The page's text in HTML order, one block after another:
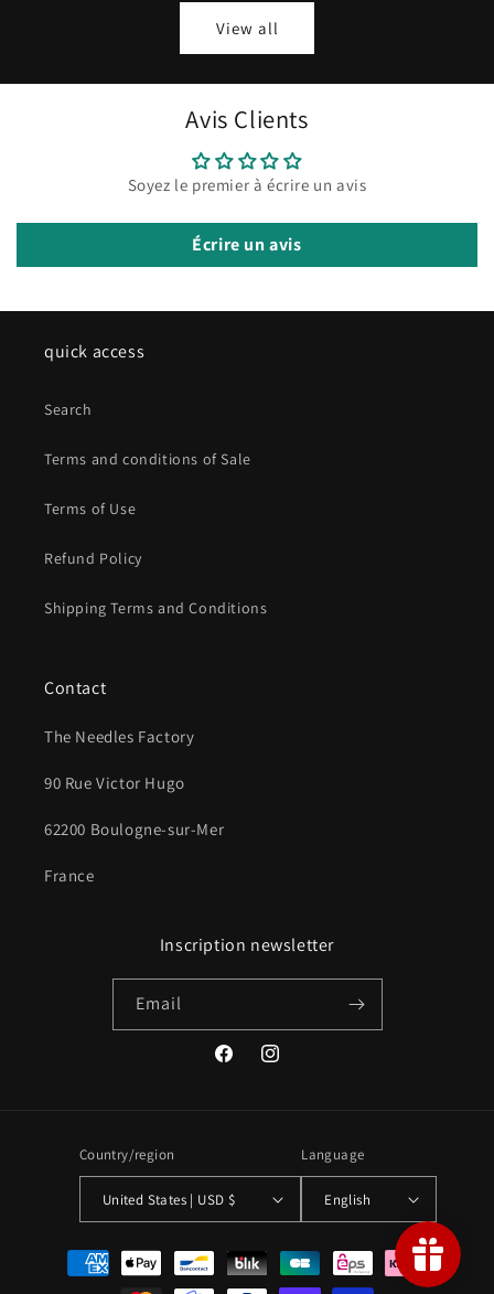
View all
Avis Clients
Soyez le premier à écrire un avis
Écrire un avis
quick access
Search
Terms and conditions of Sale
Terms of Use
Refund Policy
Shipping Terms and Conditions
Contact
The Needles Factory
90 Rue Victor Hugo
62200 Boulogne-sur-Mer
France
Inscription newsletter
Email
FacebookInstagram
Country/region
United States | USD $
Language
English
Payment
methods